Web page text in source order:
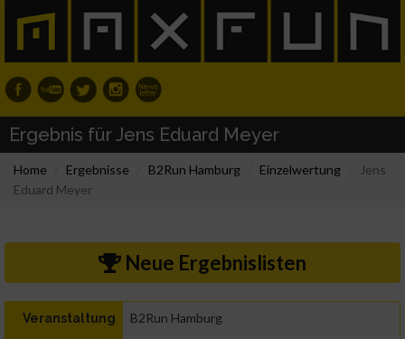
Ergebnis für Jens Eduard Meyer
Home Ergebnisse B2Run Hamburg Einzelwertung
Jens
Eduard Meyer
Neue Ergebnislisten
Veranstaltung B2Run Hamburg